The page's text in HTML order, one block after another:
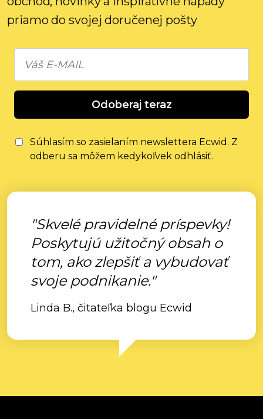
priamo do svojej doručenej pošty
Odoberaj teraz
Súhlasím so zasielaním newslettera Ecwid. Z
odberu sa môžem kedykoľvek odhlásiť.
"Skvelé pravidelné príspevky!
Poskytujú užitočný obsah o
tom, ako zlepšiť a vybudovať
svoje podnikanie."
Linda B., čitateľka blogu Ecwid